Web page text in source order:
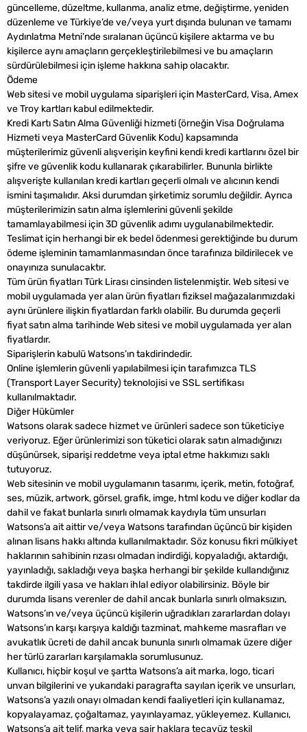
güncelleme, düzeltme, kullanma, analiz etme, değiştirme, yeniden
düzenleme ve Türkiye’de ve/veya yurt dışında bulunan ve tamamı
Aydınlatma Metni’nde sıralanan üçüncü kişilere aktarma ve bu
kişilerce aynı amaçların gerçekleştirilebilmesi ve bu amaçların
sürdürülebilmesi için işleme hakkına sahip olacaktır.
Ödeme
Web sitesi ve mobil uygulama siparişleri için MasterCard, Visa, Amex
ve Troy kartları kabul edilmektedir.
Kredi Kartı Satın Alma Güvenliği hizmeti (örneğin Visa Doğrulama
Hizmeti veya MasterCard Güvenlik Kodu) kapsamında
müşterilerimiz güvenli alışverişin keyfini kendi kredi kartlarını özel bir
şifre ve güvenlik kodu kullanarak çıkarabilirler. Bununla birlikte
alışverişte kullanılan kredi kartları geçerli olmalı ve alıcının kendi
ismini taşımalıdır. Aksi durumdan şirketimiz sorumlu değildir. Ayrıca
müşterilerimizin satın alma işlemlerini güvenli şekilde
tamamlayabilmesi için 3D güvenlik adımı uygulanabilmektedir.
Teslimat için herhangi bir ek bedel ödenmesi gerektiğinde bu durum
ödeme işleminin tamamlanmasından önce tarafınıza bildirilecek ve
onayınıza sunulacaktır.
Tüm ürün fiyatları Türk Lirası cinsinden listelenmiştir. Web sitesi ve
mobil uygulamada yer alan ürün fiyatları fiziksel mağazalarımızdaki
aynı ürünlere ilişkin fiyatlardan farklı olabilir. Bu durumda geçerli
fiyat satın alma tarihinde Web sitesi ve mobil uygulamada yer alan
fiyatlardır.
Siparişlerin kabulü Watsons’ın takdirindedir.
Online işlemlerin güvenli yapılabilmesi için tarafımızca TLS
(Transport Layer Security) teknolojisi ve SSL sertifikası
kullanılmaktadır.
Diğer Hükümler
Watsons olarak sadece hizmet ve ürünleri sadece son tüketiciye
veriyoruz. Eğer ürünlerimizi son tüketici olarak satın almadığınızı
düşünürsek, siparişi reddetme veya iptal etme hakkımızı saklı
tutuyoruz.
Web sitesinin ve mobil uygulamanın tasarımı, içerik, metin, fotoğraf,
ses, müzik, artwork, görsel, grafik, imge, html kodu ve diğer kodlar da
dahil ve fakat bunlarla sınırlı olmamak kaydıyla tüm unsurları
Watsons’a ait aittir ve/veya Watsons tarafından üçüncü bir kişiden
alınan lisans hakkı altında kullanılmaktadır. Söz konusu fikri mülkiyet
haklarının sahibinin rızası olmadan indirdiği, kopyaladığı, aktardığı,
yayınladığı, sakladığı veya başka herhangi bir şekilde kullandığınız
takdirde ilgili yasa ve hakları ihlal ediyor olabilirsiniz. Böyle bir
durumda lisans verenler de dahil ancak bunlarla sınırlı olmaksızın,
Watsons’ın ve/veya üçüncü kişilerin uğradıkları zararlardan dolayı
Watsons’ın karşı karşıya kaldığı tazminat, mahkeme masrafları ve
avukatlık ücreti de dahil ancak bununla sınırlı olmamak üzere diğer
her türlü zararları karşılamakla sorumlusunuz.
Kullanıcı, hiçbir koşul ve şartta Watsons’a ait marka, logo, ticari
unvan bilgilerini ve yukarıdaki paragrafta sayılan içerik ve unsurları,
Watsons’a yazılı onayı olmadan kendi faaliyetleri için kullanamaz,
kopyalayamaz, çoğaltamaz, yayınlayamaz, yükleyemez. Kullanıcı,
Watsons’a ait telif, marka veya sair haklara tecavüz teşkil